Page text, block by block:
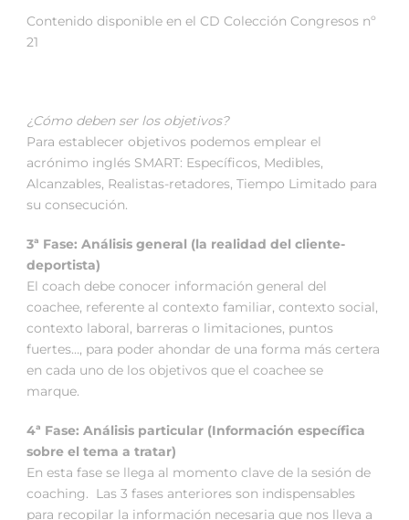
Contenido disponible en el CD Colección Congresos nº
21
¿Cómo deben ser los objetivos?
Para establecer objetivos podemos emplear el
acrónimo inglés SMART: Específicos, Medibles,
Alcanzables, Realistas-retadores, Tiempo Limitado para
su consecución.
3ª Fase: Análisis general (la realidad del cliente-
deportista)
El coach debe conocer información general del
coachee, referente al contexto familiar, contexto social,
contexto laboral, barreras o limitaciones, puntos
fuertes…, para poder ahondar de una forma más certera
en cada uno de los objetivos que el coachee se
marque.
4ª Fase: Análisis particular (Información específica
sobre el tema a tratar)
En esta fase se llega al momento clave de la sesión de
coaching. Las 3 fases anteriores son indispensables
para recopilar la información necesaria que nos lleva a